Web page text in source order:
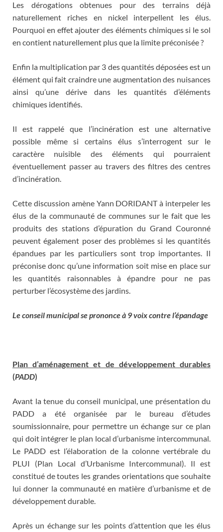
Les dérogations obtenues pour des terrains déjà
naturellement riches en nickel interpellent les élus.
Pourquoi en effet ajouter des éléments chimiques si le sol
en contient naturellement plus que la limite préconisée ?
Enfin la multiplication par 3 des quantités déposées est un
élément qui fait craindre une augmentation des nuisances
ainsi qu’une dérive dans les quantités d’éléments
chimiques identifiés.
Il est rappelé que l’incinération est une alternative
possible même si certains élus s’interrogent sur le
caractère nuisible des éléments qui pourraient
éventuellement passer au travers des filtres des centres
d’incinération.
Cette discussion amène Yann DORIDANT à interpeler les
élus de la communauté de communes sur le fait que les
produits des stations d’épuration du Grand Couronné
peuvent également poser des problèmes si les quantités
épandues par les particuliers sont trop importantes. Il
préconise donc qu’une information soit mise en place sur
les quantités raisonnables à épandre pour ne pas
perturber l’écosystème des jardins.
Le conseil municipal se prononce à 9 voix contre l’épandage
Plan d’aménagement et de développement durables
(PADD)
Avant la tenue du conseil municipal, une présentation du
PADD a été organisée par le bureau d’études
soumissionnaire, pour permettre un échange sur ce plan
qui doit intégrer le plan local d’urbanisme intercommunal.
Le PADD est l’élaboration de la colonne vertébrale du
PLUI (Plan Local d’Urbanisme Intercommunal). Il est
constitué de toutes les grandes orientations que souhaite
lui donner la communauté en matière d’urbanisme et de
développement durable.
Après un échange sur les points d’attention que les élus